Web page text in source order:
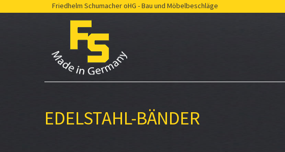
Friedhelm Schumacher oHG - Bau und Möbelbeschläge
EDELSTAHL-BÄNDER